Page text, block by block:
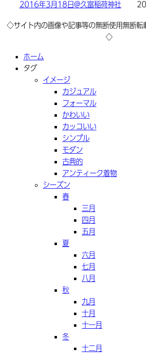
2016年3月18日@久富稲荷神社
◇サイト内の画像や記事等の無断使用無断転
◇
ホーム
タグ
イメージ
カジュアル
フォーマル
かわいい
カッコいい
シンプル
モダン
古典的
アンティーク着物
シーズン
春
三月
四月
五月
夏
六月
七月
八月
秋
九月
十月
十一月
冬
十二月